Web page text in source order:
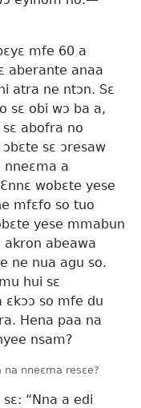
mfe 60 a
aberante anaa
atra ne ntɔn. Sɛ
sɛ obi wɔ ba a,
abofra no
sɛ ɔresaw
nneɛma a
wobɛte yese
mfɛfo so tuo
yese mmabun
akron abeawa
ne nua agu so.
hui sɛ
ɛkɔɔ so mfe du
Hena paa na
nsam?
nneɛma resɛe?
“Nna a edi